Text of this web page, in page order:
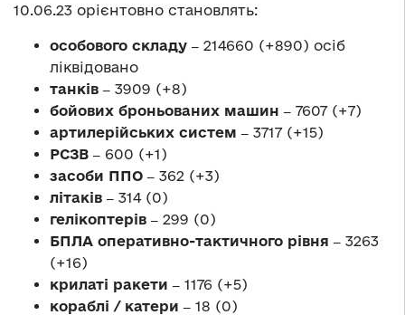
10.06.23 орієнтовно становлять:
особового складу ‒ 214660 (+890) осіб
ліквідовано
танків ‒ 3909 (+8)
бойових броньованих машин ‒ 7607 (+7)
артилерійських систем ‒ 3717 (+15)
РСЗВ ‒ 600 (+1)
засоби ППО ‒ 362 (+3)
літаків ‒ 314 (0)
гелікоптерів ‒ 299 (0)
БПЛА оперативно-тактичного рівня ‒ 3263
(+16)
крилаті ракети ‒ 1176 (+5)
кораблі / катери ‒ 18 (0)